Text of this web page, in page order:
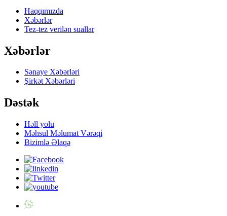
Haqqımızda
Xəbərlər
Tez-tez verilən suallar
Xəbərlər
Sənaye Xəbərləri
Şirkət Xəbərləri
Dəstək
Həll yolu
Məhsul Məlumat Vərəqi
Bizimlə Əlaqə